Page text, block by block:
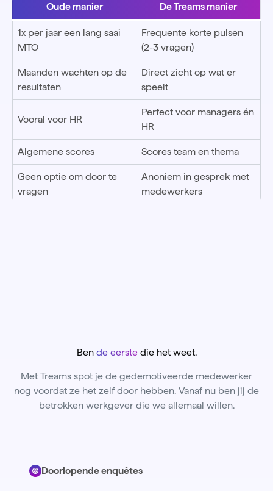
Oude manier
De Treams manier
1x per jaar een lang saai
MTO
Frequente korte pulsen
(2-3 vragen)
Maanden wachten op de
resultaten
Direct zicht op wat er
speelt
Vooral voor HR
Perfect voor managers én
HR
Algemene scores Scores team en thema
Geen optie om door te
vragen
Anoniem in gesprek met
medewerkers
Ben de eerstedie het weet.
Met Treams spot je de gedemotiveerde medewerker
nog voordat ze het zelf door hebben. Vanaf nu ben jij de
betrokken werkgever die we allemaal willen.
Doorlopende enquêtes